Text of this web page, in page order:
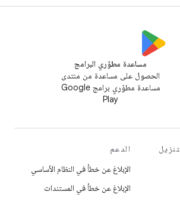
مساعدة مطوّري البرامج
الحصول على مساعدة من منتدى
مساعدة مطوّري برامج Google
Play
الدعم
الإبلاغ عن خطأ في النظام الأساسي
الإبلاغ عن خطأ في المستندات